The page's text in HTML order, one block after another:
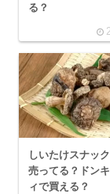
る？
しいたけスナッ
売ってる？ドン
ィで買える？